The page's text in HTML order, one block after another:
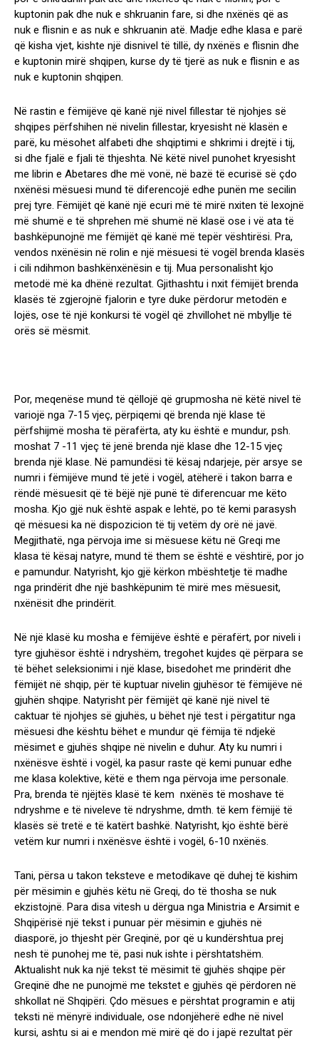
kuptonin pak dhe nuk e shkruanin fare, si dhe nxënës që as
nuk e flisnin e as nuk e shkruanin atë. Madje edhe klasa e parë
që kisha vjet, kishte një disnivel të tillë, dy nxënës e flisnin dhe
e kuptonin mirë shqipen, kurse dy të tjerë as nuk e flisnin e as
nuk e kuptonin shqipen.
Në rastin e fëmijëve që kanë një nivel fillestar të njohjes së
shqipes përfshihen në nivelin fillestar, kryesisht në klasën e
parë, ku mësohet alfabeti dhe shqiptimi e shkrimi i drejtë i tij,
si dhe fjalë e fjali të thjeshta. Në këtë nivel punohet kryesisht
me librin e Abetares dhe më vonë, në bazë të ecurisë së çdo
nxënësi mësuesi mund të diferencojë edhe punën me secilin
prej tyre. Fëmijët që kanë një ecuri më të mirë nxiten të lexojnë
më shumë e të shprehen më shumë në klasë ose i vë ata të
bashkëpunojnë me fëmijët që kanë më tepër vështirësi. Pra,
vendos nxënësin në rolin e një mësuesi të vogël brenda klasës
i cili ndihmon bashkënxënësin e tij. Mua personalisht kjo
metodë më ka dhënë rezultat. Gjithashtu i nxit fëmijët brenda
klasës të zgjerojnë fjalorin e tyre duke përdorur metodën e
lojës, ose të një konkursi të vogël që zhvillohet në mbyllje të
orës së mësmit.
Por, meqenëse mund të qëllojë që grupmosha në këtë nivel të
variojë nga 7-15 vjeç, përpiqemi që brenda një klase të
përfshijmë mosha të përafërta, aty ku është e mundur, psh.
moshat 7 -11 vjeç të jenë brenda një klase dhe 12-15 vjeç
brenda një klase. Në pamundësi të kësaj ndarjeje, për arsye se
numri i fëmijëve mund të jetë i vogël, atëherë i takon barra e
rëndë mësuesit që të bëjë një punë të diferencuar me këto
mosha. Kjo gjë nuk është aspak e lehtë, po të kemi parasysh
që mësuesi ka në dispozicion të tij vetëm dy orë në javë.
Megjithatë, nga përvoja ime si mësuese këtu në Greqi me
klasa të kësaj natyre, mund të them se është e vështirë, por jo
e pamundur. Natyrisht, kjo gjë kërkon mbështetje të madhe
nga prindërit dhe një bashkëpunim të mirë mes mësuesit,
nxënësit dhe prindërit.
Në një klasë ku mosha e fëmijëve është e përafërt, por niveli i
tyre gjuhësor është i ndryshëm, tregohet kujdes që përpara se
të bëhet seleksionimi i një klase, bisedohet me prindërit dhe
fëmijët në shqip, për të kuptuar nivelin gjuhësor të fëmijëve në
gjuhën shqipe. Natyrisht për fëmijët që kanë një nivel të
caktuar të njohjes së gjuhës, u bëhet një test i përgatitur nga
mësuesi dhe kështu bëhet e mundur që fëmija të ndjekë
mësimet e gjuhës shqipe në nivelin e duhur. Aty ku numri i
nxënësve është i vogël, ka pasur raste që kemi punuar edhe
me klasa kolektive, këtë e them nga përvoja ime personale.
Pra, brenda të njëjtës klasë të kem nxënës të moshave të
ndryshme e të niveleve të ndryshme, dmth. të kem fëmijë të
klasës së tretë e të katërt bashkë. Natyrisht, kjo është bërë
vetëm kur numri i nxënësve është i vogël, 6-10 nxënës.
Tani, përsa u takon teksteve e metodikave që duhej të kishim
për mësimin e gjuhës këtu në Greqi, do të thosha se nuk
ekzistojnë. Para disa vitesh u dërgua nga Ministria e Arsimit e
Shqipërisë një tekst i punuar për mësimin e gjuhës në
diasporë, jo thjesht për Greqinë, por që u kundërshtua prej
nesh të punohej me të, pasi nuk ishte i përshtatshëm.
Aktualisht nuk ka një tekst të mësimit të gjuhës shqipe për
Greqinë dhe ne punojmë me tekstet e gjuhës që përdoren në
shkollat në Shqipëri. Çdo mësues e përshtat programin e atij
teksti në mënyrë individuale, ose ndonjëherë edhe në nivel
kursi, ashtu si ai e mendon më mirë që do i japë rezultat për